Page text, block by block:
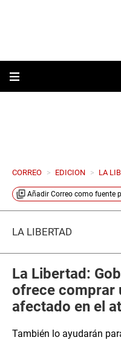
CORREO > EDICION > LA
Añadir Correo como fuente
LA LIBERTAD
La Libertad:
ofrece comprar
afectado en el
También lo ayudarán